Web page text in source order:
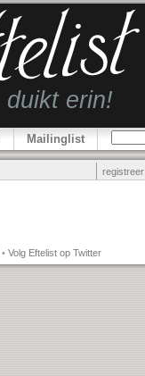
Mailinglist
registreer
• Volg Eftelist op Twitter